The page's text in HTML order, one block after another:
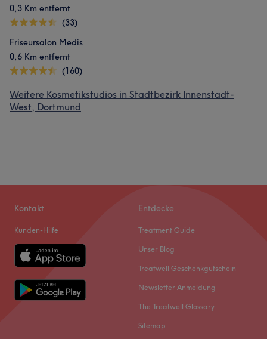
0,3 Km entfernt
(33)
Friseursalon Medis
0,6 Km entfernt
(160)
Weitere Kosmetikstudios in Stadtbezirk Innenstadt-
West, Dortmund
Kontakt
Kunden-Hilfe
Entdecke
Treatment Guide
Unser Blog
Treatwell Geschenkgutschein
Newsletter Anmeldung
The Treatwell Glossary
Sitemap